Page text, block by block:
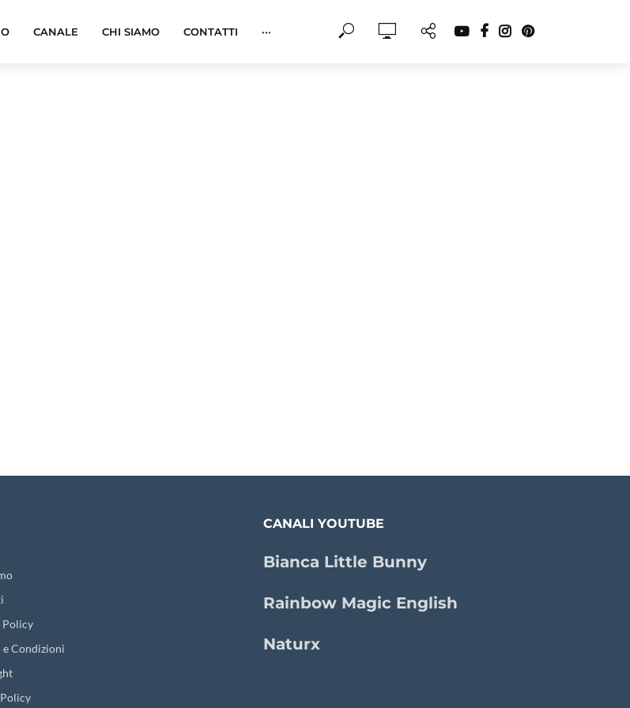
CANALE CHI SIAMO CONTATTI ···
Policy
e Condizioni
CANALI YOUTUBE
Bianca Little Bunny
Rainbow Magic English
Naturx